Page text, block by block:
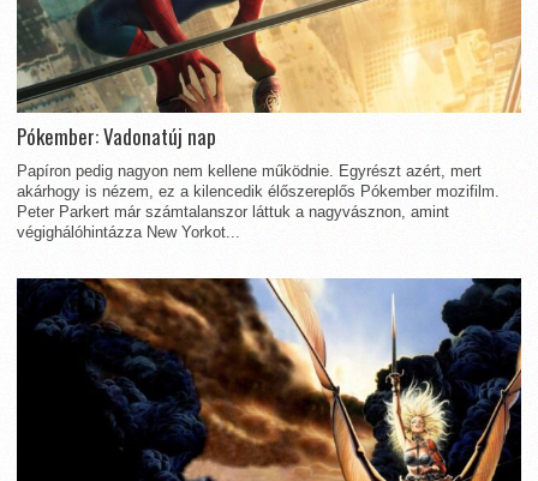
Pókember: Vadonatúj nap
Papíron pedig nagyon nem kellene működnie. Egyrészt azért, mert
akárhogy is nézem, ez a kilencedik élőszereplős Pókember mozifilm.
Peter Parkert már számtalanszor láttuk a nagyvásznon, amint
végighálóhintázza New Yorkot...